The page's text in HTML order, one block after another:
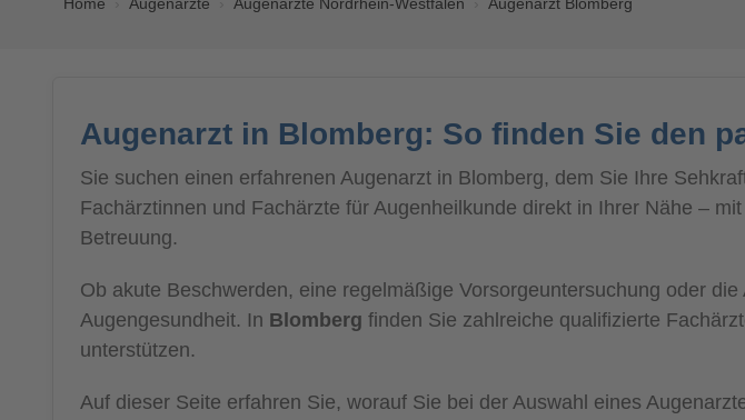
Augenarzt in Blomberg: So finden Sie den
Sie suchen einen erfahrenen Augenarzt in Blomberg, dem Sie Ihre
Fachärztinnen und Fachärzte für Augenheilkunde direkt in Ihrer Nähe –
Betreuung.
Ob akute Beschwerden, eine regelmäßige Vorsorgeuntersuchung oder
Augengesundheit. In Blomberg finden Sie zahlreiche qualifizierte
unterstützen.
Auf dieser Seite erfahren Sie, worauf Sie bei der Auswahl eines